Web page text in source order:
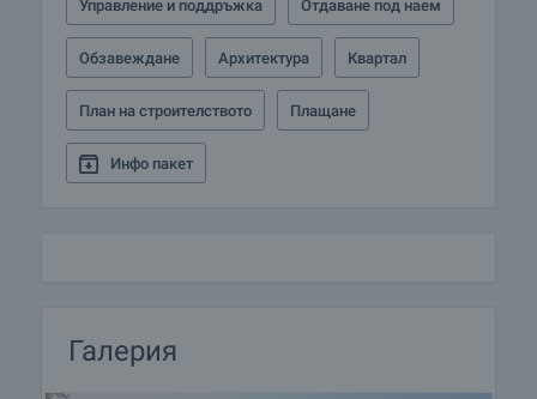
Управление и поддръжка Отдаване под наем
Обзавеждане Архитектура Квартал
План на строителството Плащане
Инфо пакет
Галерия